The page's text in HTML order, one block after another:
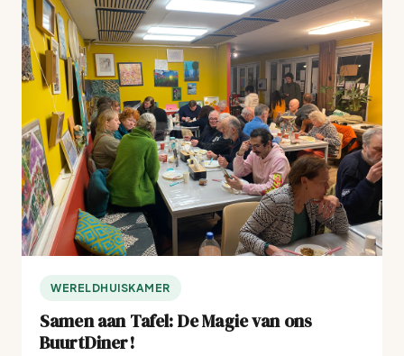
WERELDHUISKAMER
Samen aan Tafel: De Magie van ons
BuurtDiner!